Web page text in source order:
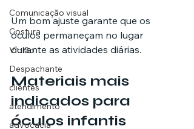
Comunicação visual
Costura
Violão
Despachante
clientes
atendimento
advocacia
Um bom ajuste garante que os
óculos permaneçam no lugar
durante as atividades diárias.
Materiais mais
indicados para
óculos infantis